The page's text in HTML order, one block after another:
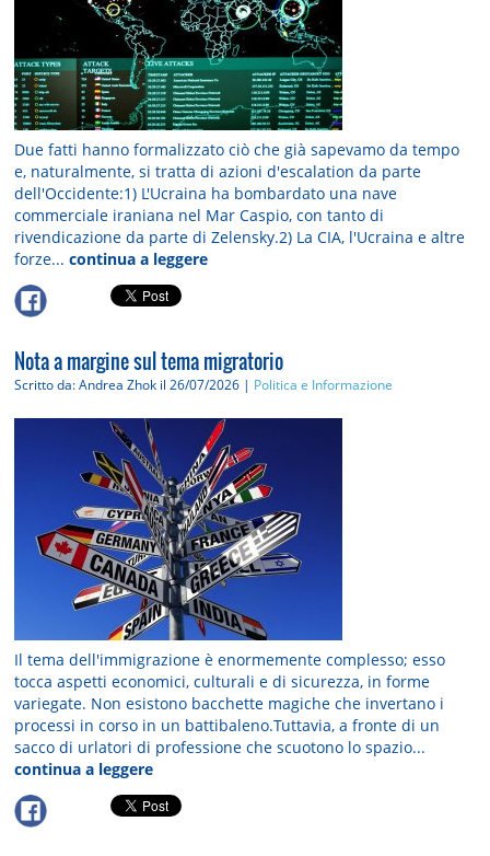
Due fatti hanno formalizzato ciò che già sapevamo da tempo
e, naturalmente, si tratta di azioni d'escalation da parte
dell'Occidente:1) L'Ucraina ha bombardato una nave
commerciale iraniana nel Mar Caspio, con tanto di
rivendicazione da parte di Zelensky.2) La CIA, l'Ucraina e altre
forze...continua a leggere
Nota a margine sul tema migratorio
Scritto da: Andrea Zhok il 26/07/2026 | Politica e Informazione
Il tema dell'immigrazione è enormemente complesso; esso
tocca aspetti economici, culturali e di sicurezza, in forme
variegate. Non esistono bacchette magiche che invertano i
processi in corso in un battibaleno.Tuttavia, a fronte di un
sacco di urlatori di professione che scuotono lo spazio...
continua a leggere